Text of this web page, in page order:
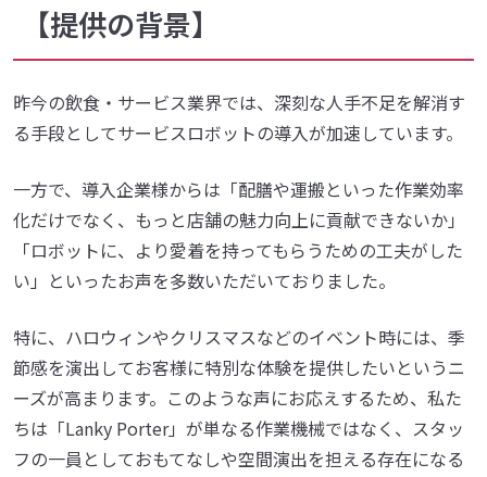
【提供の背景】
昨今の飲食・サービス業界では、深刻な人手不足を解消す
る手段としてサービスロボットの導入が加速しています。
一方で、導入企業様からは「配膳や運搬といった作業効率
化だけでなく、もっと店舗の魅力向上に貢献できないか」
「ロボットに、より愛着を持ってもらうための工夫がした
い」といったお声を多数いただいておりました。
特に、ハロウィンやクリスマスなどのイベント時には、季
節感を演出してお客様に特別な体験を提供したいというニ
ーズが高まります。このような声にお応えするため、私た
ちは「Lanky Porter」が単なる作業機械ではなく、スタッ
フの一員としておもてなしや空間演出を担える存在になる